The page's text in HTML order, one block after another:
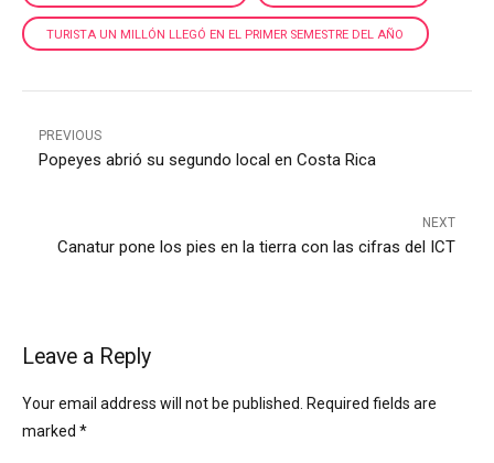
TURISTA UN MILLÓN LLEGÓ EN EL PRIMER SEMESTRE DEL AÑO
PREVIOUS
Popeyes abrió su segundo local en Costa Rica
NEXT
Canatur pone los pies en la tierra con las cifras del ICT
Leave a Reply
Your email address will not be published. Required fields are
marked *